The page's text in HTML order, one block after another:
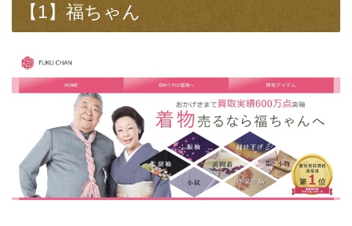
【1】福ちゃん